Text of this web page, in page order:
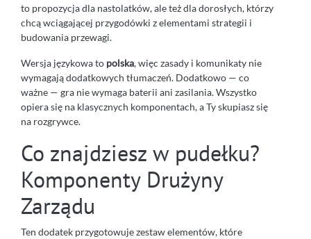
to propozycja dla nastolatków, ale też dla dorosłych, którzy
chcą wciągającej przygodówki z elementami strategii i
budowania przewagi.
Wersja językowa to polska, więc zasady i komunikaty nie
wymagają dodatkowych tłumaczeń. Dodatkowo — co
ważne — gra nie wymaga baterii ani zasilania. Wszystko
opiera się na klasycznych komponentach, a Ty skupiasz się
na rozgrywce.
Co znajdziesz w pudełku?
Komponenty Drużyny
Zarządu
Ten dodatek przygotowuje zestaw elementów, które